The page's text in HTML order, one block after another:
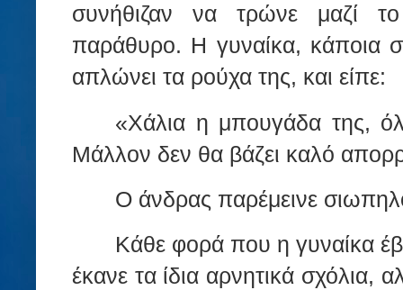
συνήθιζαν να τρώνε μαζί
παράθυρο. Η γυναίκα, κάποια
απλώνει τα ρούχα της, και είπε:
«Χάλια η μπουγάδα της,
Μάλλον δεν θα βάζει καλό
Ο άνδρας παρέμεινε
Κάθε φορά που η γυναίκα
έκανε τα ίδια αρνητικά σχόλια,